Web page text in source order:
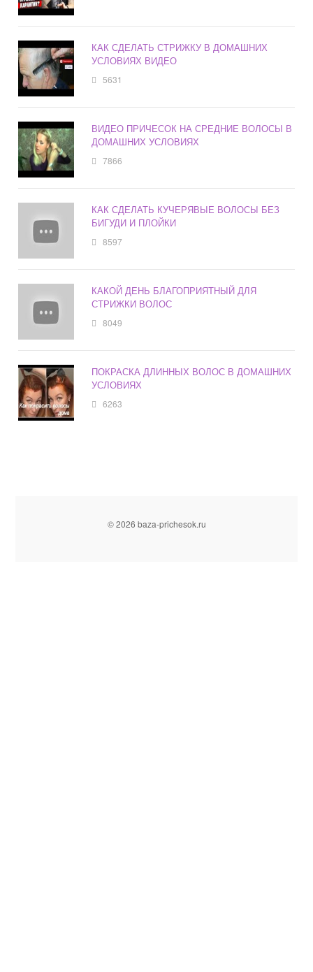
КАК СДЕЛАТЬ СТРИЖКУ В ДОМАШНИХ
УСЛОВИЯХ ВИДЕО
5631
ВИДЕО ПРИЧЕСОК НА СРЕДНИЕ ВОЛОСЫ В
ДОМАШНИХ УСЛОВИЯХ
7866
КАК СДЕЛАТЬ КУЧЕРЯВЫЕ ВОЛОСЫ БЕЗ
БИГУДИ И ПЛОЙКИ
8597
КАКОЙ ДЕНЬ БЛАГОПРИЯТНЫЙ ДЛЯ
СТРИЖКИ ВОЛОС
8049
ПОКРАСКА ДЛИННЫХ ВОЛОС В ДОМАШНИХ
УСЛОВИЯХ
6263
© 2026 baza-prichesok.ru